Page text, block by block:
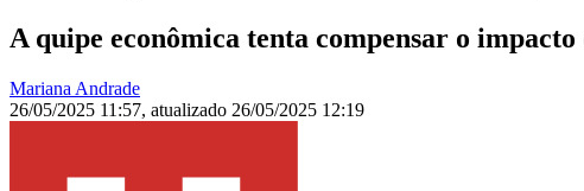
A quipe econômica tenta compensar o
Mariana Andrade
26/05/2025 11:57, atualizado 26/05/2025 12:19